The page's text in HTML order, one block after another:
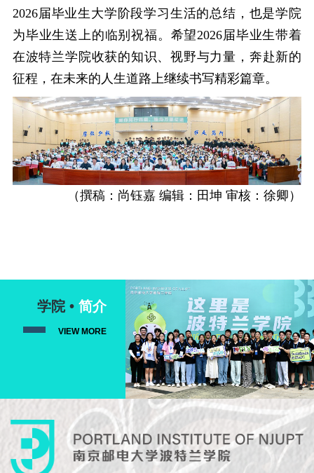
2026届毕业生大学阶段学习生活的总结，也是学院
为毕业生送上的临别祝福。希望2026届毕业生带着
在波特兰学院收获的知识、视野与力量，奔赴新的
征程，在未来的人生道路上继续书写精彩篇章。
（撰稿： 尚钰嘉 编辑：田坤 审核：徐卿）
学院 •简介
VIEW MORE